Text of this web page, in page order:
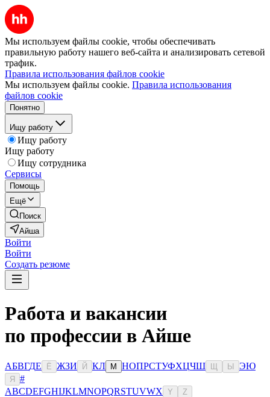
Мы используем файлы cookie, чтобы обеспечивать
правильную работу нашего веб-сайта и анализировать сетевой
трафик.
Правила использования файлов cookie
Мы используем файлы cookie. Правила использования
файлов cookie
Понятно
Ищу работу
Ищу работу
Ищу работу
Ищу сотрудника
Сервисы
Помощь
Ещё
Поиск
Айша
Войти
Войти
Создать резюме
Работа и вакансии
по профессии в Айше
АБВГДЕ Ё ЖЗИ Й КЛ М НОПРСТУФХЦЧШ Ы ЭЮ
Я
#
ABCDEFGHIJKLMNOPQRSTUVWX Y Z